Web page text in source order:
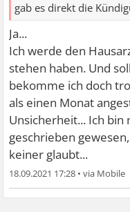
gab es direkt die
Ja...
Ich werde den
stehen haben. Und
bekomme ich doch
als einen Monat
Unsicherheit... Ich bin
geschrieben
keiner glaubt...
18.09.2021 17:28 •